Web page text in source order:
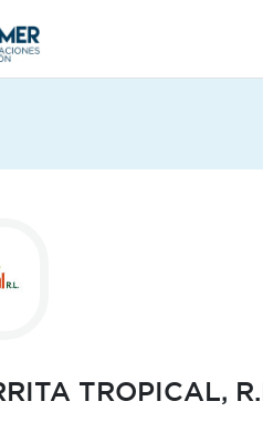
TROPICAL,